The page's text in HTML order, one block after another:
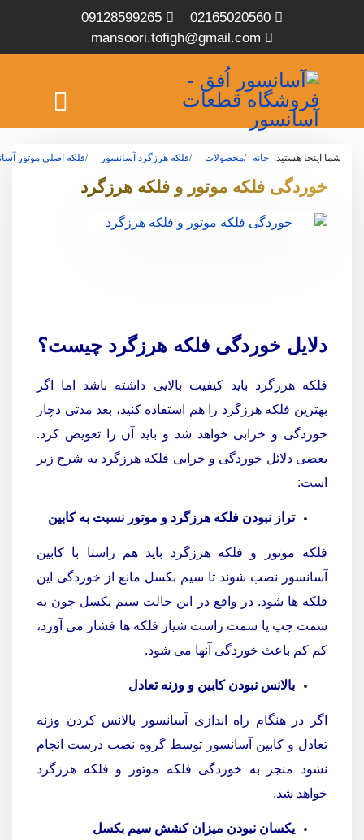
02165020560
09128599265
mansoori.tofigh@gmail.com
شما اینجا هستید: خانه محصولات فلکه هرزگرد آسانسور فلکه اصلی موتور
خوردگی فلکه موتور و فلکه هرزگرد
دلایل خوردگی فلکه هرزگرد چیست؟
فلکه هرزگرد باید کیفیت بالایی داشته باشد اما اگر
بهترین فلکه هرزگرد را هم استفاده کنید، بعد مدتی دچار
خوردگی و خرابی خواهد شد و باید آن را تعویض کرد.
بعضی دلائل خوردگی و خرابی فلکه هرزگرد به شرح زیر
است:
تراز نبودن فلکه هرزگرد و موتور نسبت به کابین
فلکه موتور و فلکه هرزگرد باید هم راستا با کابین
آسانسور نصب شوند تا سیم بکسل مانع از خوردگی این
فلکه ها شود. در واقع در این حالت سیم بکسل چون به
سمت چپ یا سمت راست شیار فلکه ها فشار می آورد،
کم کم باعث خوردگی آنها می شود.
بالانس نبودن کابین و وزنه تعادل
اگر در هنگام راه اندازی آسانسور بالانس کردن وزنه
تعادل و کابین آسانسور توسط گروه نصب درست انجام
نشود منجر به خوردگی فلکه موتور و فلکه هرزگرد
خواهد شد.
یکسان نبودن میزان کشش سیم بکسل